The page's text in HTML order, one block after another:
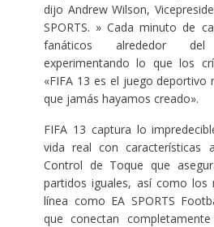
dijo Andrew Wilson,
SPORTS. » Cada minuto de
fanáticos alrededor
experimentando lo que los
«FIFA 13 es el juego
que jamás hayamos creado».
FIFA 13 captura lo
vida real con características
Control de Toque que
partidos iguales, así como los
línea como EA SPORTS
que conectan